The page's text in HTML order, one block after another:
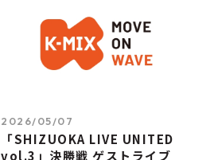
2026/05/07
「SHIZUOKA LIVE UNITED
vol.3」決勝戦 ゲストライブ